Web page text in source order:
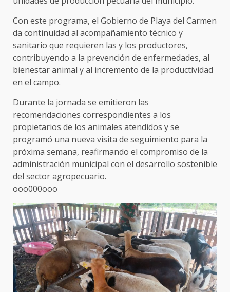
Con este programa, el Gobierno de Playa del Carmen
da continuidad al acompañamiento técnico y
sanitario que requieren las y los productores,
contribuyendo a la prevención de enfermedades, al
bienestar animal y al incremento de la productividad
en el campo.
Durante la jornada se emitieron las
recomendaciones correspondientes a los
propietarios de los animales atendidos y se
programó una nueva visita de seguimiento para la
próxima semana, reafirmando el compromiso de la
administración municipal con el desarrollo sostenible
del sector agropecuario.
ooo000ooo